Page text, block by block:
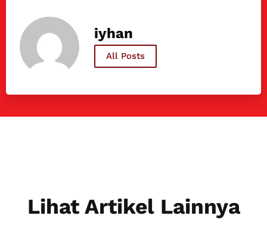
iyhan
All Posts
Lihat Artikel Lainnya